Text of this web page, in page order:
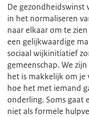
De
in het normaliseren
naar elkaar om te
een gelijkwaardige
sociaal wijkinitiatief
gemeenschap. We
het is makkelijk om je
hoe het met iemand
onderling. Soms gaat
niet als formele